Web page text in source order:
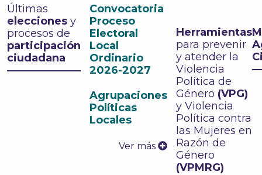
Últimas
elecciones y
procesos de
participación
ciudadana
Convocatoria
Proceso
Electoral
Local
Ordinario
2026-2027
Agrupaciones
Políticas
Locales
Ver más
Herramientas
para prevenir
y atender la
Violencia
Política de
Género (VPG)
y Violencia
Política contra
las Mujeres en
Razón de
Género
(VPMRG)